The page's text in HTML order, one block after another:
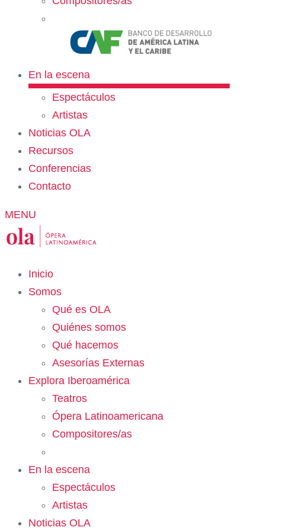
En la escena
Espectáculos
Artistas
Noticias OLA
Recursos
Conferencias
Contacto
MENU
Inicio
Somos
Qué es OLA
Quiénes somos
Qué hacemos
Asesorías Externas
Explora Iberoamérica
Teatros
Ópera Latinoamericana
Compositores/as
En la escena
Espectáculos
Artistas
Noticias OLA